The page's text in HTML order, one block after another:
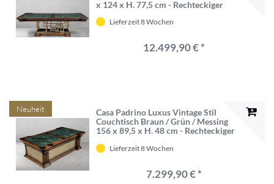
x 124 x H. 77,5 cm - Rechteckiger
Esszimmer Möbel - Vintage Stil
Lieferzeit 8 Wochen
12.499,90 € *
Neuheit
Casa Padrino Luxus Vintage Stil
Couchtisch Braun / Grün / Messing
156 x 89,5 x H. 48 cm - Rechteckiger
Schublade - Luxus Vintage Stil
Lieferzeit 8 Wochen
7.299,90 € *